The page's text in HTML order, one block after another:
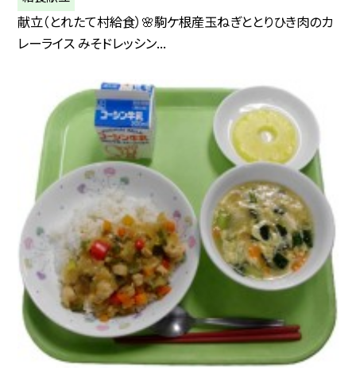
献立（とれたて村給食）🌸駒ケ根産玉ねぎととりひき肉のカ
レーライス みそドレッシン...